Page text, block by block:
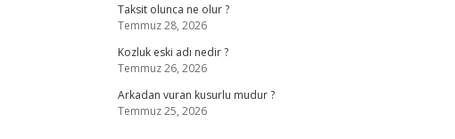
Taksit olunca ne olur ?
Temmuz 28, 2026
Kozluk eski adı nedir ?
Temmuz 26, 2026
Arkadan vuran kusurlu mudur ?
Temmuz 25, 2026